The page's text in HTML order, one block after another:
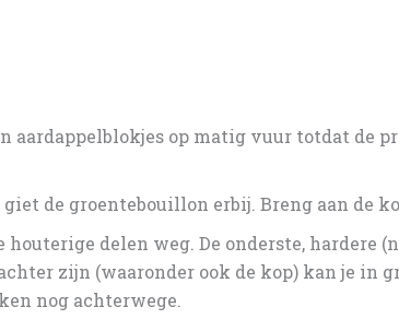
aardappelblokjes op matig vuur totdat de
de groentebouillon erbij. Breng aan de
houterige delen weg. De onderste,
zijn (waaronder ook de kop) kan je in
nog achterwege.